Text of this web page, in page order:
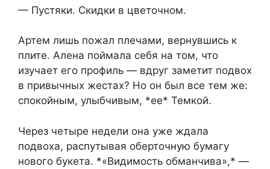
— Пустяки. Скидки в цветочном.
Артем лишь пожал плечами, вернувшись к
плите. Алена поймала себя на том, что
изучает его профиль — вдруг заметит подвох
в привычных жестах? Но он был все тем же:
спокойным, улыбчивым, *ее* Темкой.
Через четыре недели она уже ждала
подвоха, распутывая оберточную бумагу
нового букета. *«Видимость обманчива»,* —